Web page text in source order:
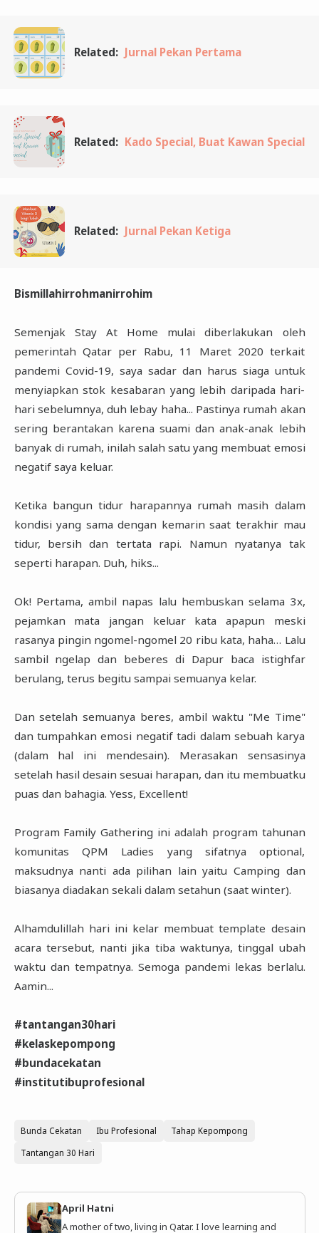
Related: Jurnal Pekan Pertama
Related: Kado Special, Buat Kawan Special
Related: Jurnal Pekan Ketiga
Semenjak Stay At Home mulai diberlakukan oleh
pemerintah Qatar per Rabu, 11 Maret 2020 terkait
pandemi Covid-19, saya sadar dan harus siaga untuk
menyiapkan stok kesabaran yang lebih daripada hari-
hari sebelumnya, duh lebay haha... Pastinya rumah akan
sering berantakan karena suami dan anak-anak lebih
banyak di rumah, inilah salah satu yang membuat emosi
negatif saya keluar.
Ketika bangun tidur harapannya rumah masih dalam
kondisi yang sama dengan kemarin saat terakhir mau
tidur, bersih dan tertata rapi. Namun nyatanya tak
seperti harapan. Duh, hiks...
Ok! Pertama, ambil napas lalu hembuskan selama 3x,
pejamkan mata jangan keluar kata apapun meski
rasanya pingin ngomel-ngomel 20 ribu kata, haha… Lalu
sambil ngelap dan beberes di Dapur baca istighfar
berulang, terus begitu sampai semuanya kelar.
Dan setelah semuanya beres, ambil waktu "Me Time"
dan tumpahkan emosi negatif tadi dalam sebuah karya
(dalam hal ini mendesain). Merasakan sensasinya
setelah hasil desain sesuai harapan, dan itu membuatku
puas dan bahagia. Yess, Excellent!
Program Family Gathering ini adalah program tahunan
komunitas QPM Ladies yang sifatnya optional,
maksudnya nanti ada pilihan lain yaitu Camping dan
biasanya diadakan sekali dalam setahun (saat winter).
Alhamdulillah hari ini kelar membuat template desain
acara tersebut, nanti jika tiba waktunya, tinggal ubah
waktu dan tempatnya. Semoga pandemi lekas berlalu.
Aamin...
#tantangan30hari
#kelaskepompong
#bundacekatan
#institutibuprofesional
Bunda Cekatan Ibu Profesional
Tahap Kepompong
Tantangan 30 Hari
April Hatni
A mother of two, living in Qatar. I love learning and